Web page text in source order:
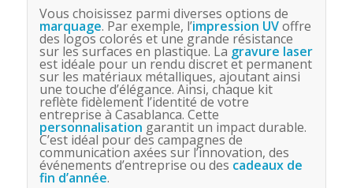
Vous choisissez parmi diverses options de
marquage. Par exemple, l’impression UVoffre
des logos colorés et une grande résistance
sur les surfaces en plastique. La gravure laser
est idéale pour un rendu discret et permanent
sur les matériaux métalliques, ajoutant ainsi
une touche d’élégance. Ainsi, chaque kit
reflète fidèlement l’identité de votre
entreprise à Casablanca. Cette
personnalisation garantit un impact durable.
C’est idéal pour des campagnes de
communication axées sur l’innovation, des
événements d’entreprise ou des cadeaux de
fin d’année.